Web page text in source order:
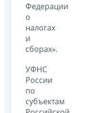
Федерации
о
налогах
и
сборах».
УФНС
России
по
субъектам